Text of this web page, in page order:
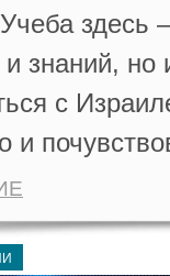
здесь
знаний, но
с
и